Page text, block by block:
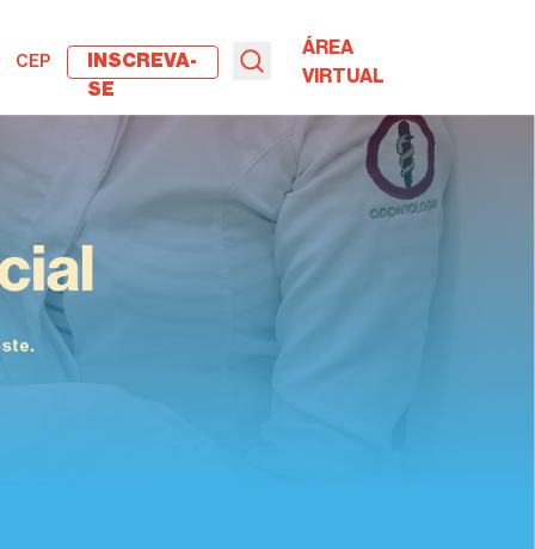
CEP
INSCREVA-
SE
ÁREA
VIRTUAL